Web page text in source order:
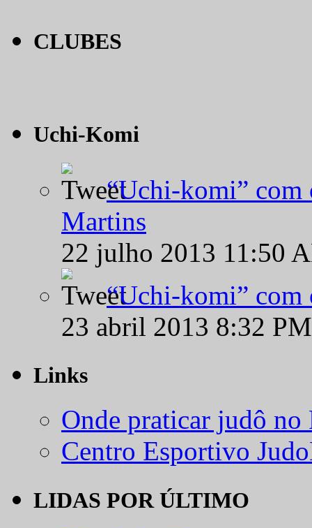
CLUBES
Uchi-Komi
“Uchi-komi” com
Martins
22 julho 2013 11:50
“Uchi-komi” com
23 abril 2013 8:32
Links
Onde praticar judô
Centro Esportivo
LIDAS POR ÚLTIMO